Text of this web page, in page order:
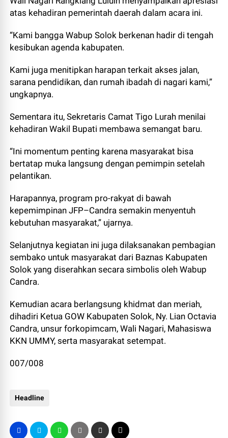
atas kehadiran pemerintah daerah dalam acara ini.
“Kami bangga Wabup Solok berkenan hadir di tengah
kesibukan agenda kabupaten.
Kami juga menitipkan harapan terkait akses jalan,
sarana pendidikan, dan rumah ibadah di nagari kami,”
ungkapnya.
Sementara itu, Sekretaris Camat Tigo Lurah menilai
kehadiran Wakil Bupati membawa semangat baru.
“Ini momentum penting karena masyarakat bisa
bertatap muka langsung dengan pemimpin setelah
pelantikan.
Harapannya, program pro-rakyat di bawah
kepemimpinan JFP–Candra semakin menyentuh
kebutuhan masyarakat,” ujarnya.
Selanjutnya kegiatan ini juga dilaksanakan pembagian
sembako untuk masyarakat dari Baznas Kabupaten
Solok yang diserahkan secara simbolis oleh Wabup
Candra.
Kemudian acara berlangsung khidmat dan meriah,
dihadiri Ketua GOW Kabupaten Solok, Ny. Lian Octavia
Candra, unsur forkopimcam, Wali Nagari, Mahasiswa
KKN UMMY, serta masyarakat setempat.
007/008
Headline